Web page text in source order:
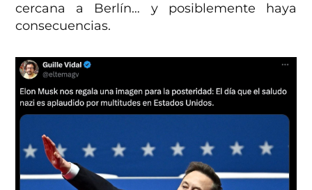
cercana a Berlín… y posiblemente haya
consecuencias.